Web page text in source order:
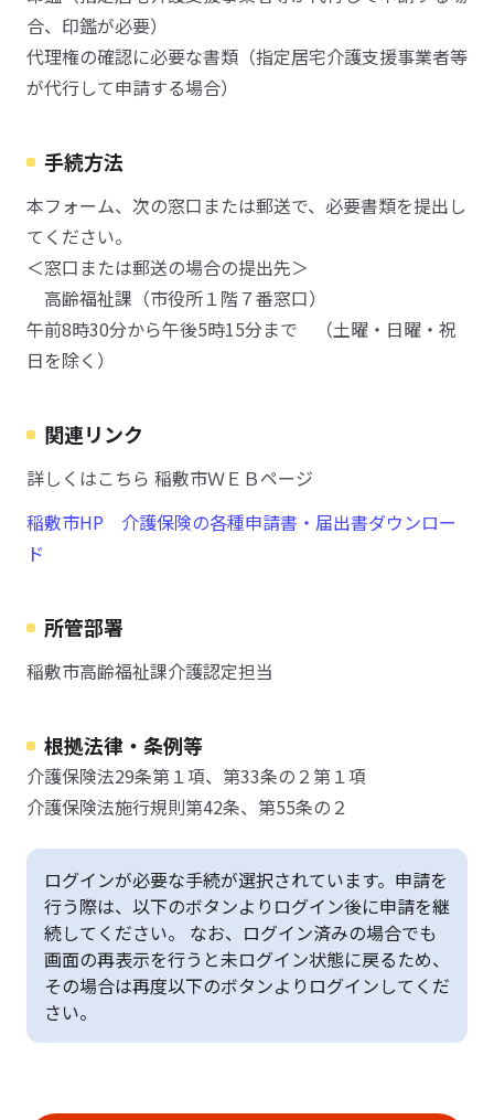
合、印鑑が必要）
代理権の確認に必要な書類（指定居宅介護支援事業者等
が代行して申請する場合）
手続方法
本フォーム、次の窓口または郵送で、必要書類を提出し
てください。
＜窓口または郵送の場合の提出先＞
高齢福祉課（市役所１階７番窓口）
午前8時30分から午後5時15分まで （土曜・日曜・祝
日を除く）
関連リンク
詳しくはこちら 稲敷市ＷＥＢページ
稲敷市HP 介護保険の各種申請書・届出書ダウンロー
ド
所管部署
稲敷市高齢福祉課介護認定担当
根拠法律・条例等
介護保険法29条第１項、第33条の２第１項
介護保険法施行規則第42条、第55条の２
ログインが必要な手続が選択されています。申請を
行う際は、以下のボタンよりログイン後に申請を継
続してください。 なお、ログイン済みの場合でも
画面の再表示を行うと未ログイン状態に戻るため、
その場合は再度以下のボタンよりログインしてくだ
さい。